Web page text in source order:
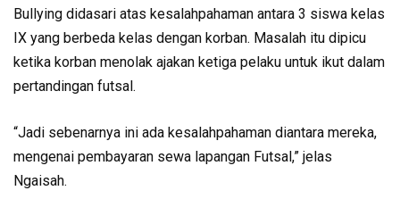
Bullying didasari atas kesalahpahaman antara 3 siswa kelas
IX yang berbeda kelas dengan korban. Masalah itu dipicu
ketika korban menolak ajakan ketiga pelaku untuk ikut dalam
pertandingan futsal.
“Jadi sebenarnya ini ada kesalahpahaman diantara mereka,
mengenai pembayaran sewa lapangan Futsal,” jelas
Ngaisah.